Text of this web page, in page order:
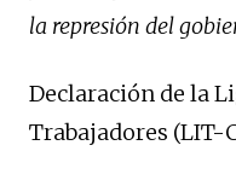
la represión del
Declaración de la
Trabajadores (LIT-